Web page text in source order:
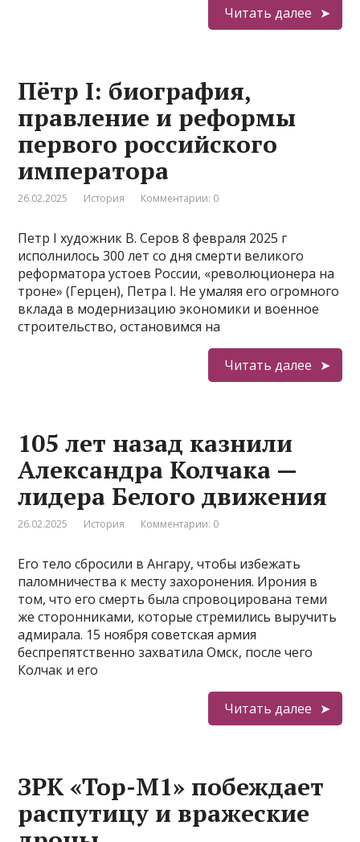
Читать далее
Пётр I: биография,
правление и реформы
первого российского
императора
26.02.2025 История Комментарии: 0
Петр I художник В. Серов 8 февраля 2025 г
исполнилось 300 лет со дня смерти великого
реформатора устоев России, «революционера на
троне» (Герцен), Петра I. Не умаляя его огромного
вклада в модернизацию экономики и военное
строительство, остановимся на
Читать далее
105 лет назад казнили
Александра Колчака —
лидера Белого движения
26.02.2025 История Комментарии: 0
Его тело сбросили в Ангару, чтобы избежать
паломничества к месту захоронения. Ирония в
том, что его смерть была спровоцирована теми
же сторонниками, которые стремились выручить
адмирала. 15 ноября советская армия
беспрепятственно захватила Омск, после чего
Колчак и его
Читать далее
ЗРК «Тор-М1» побеждает
распутицу и вражеские